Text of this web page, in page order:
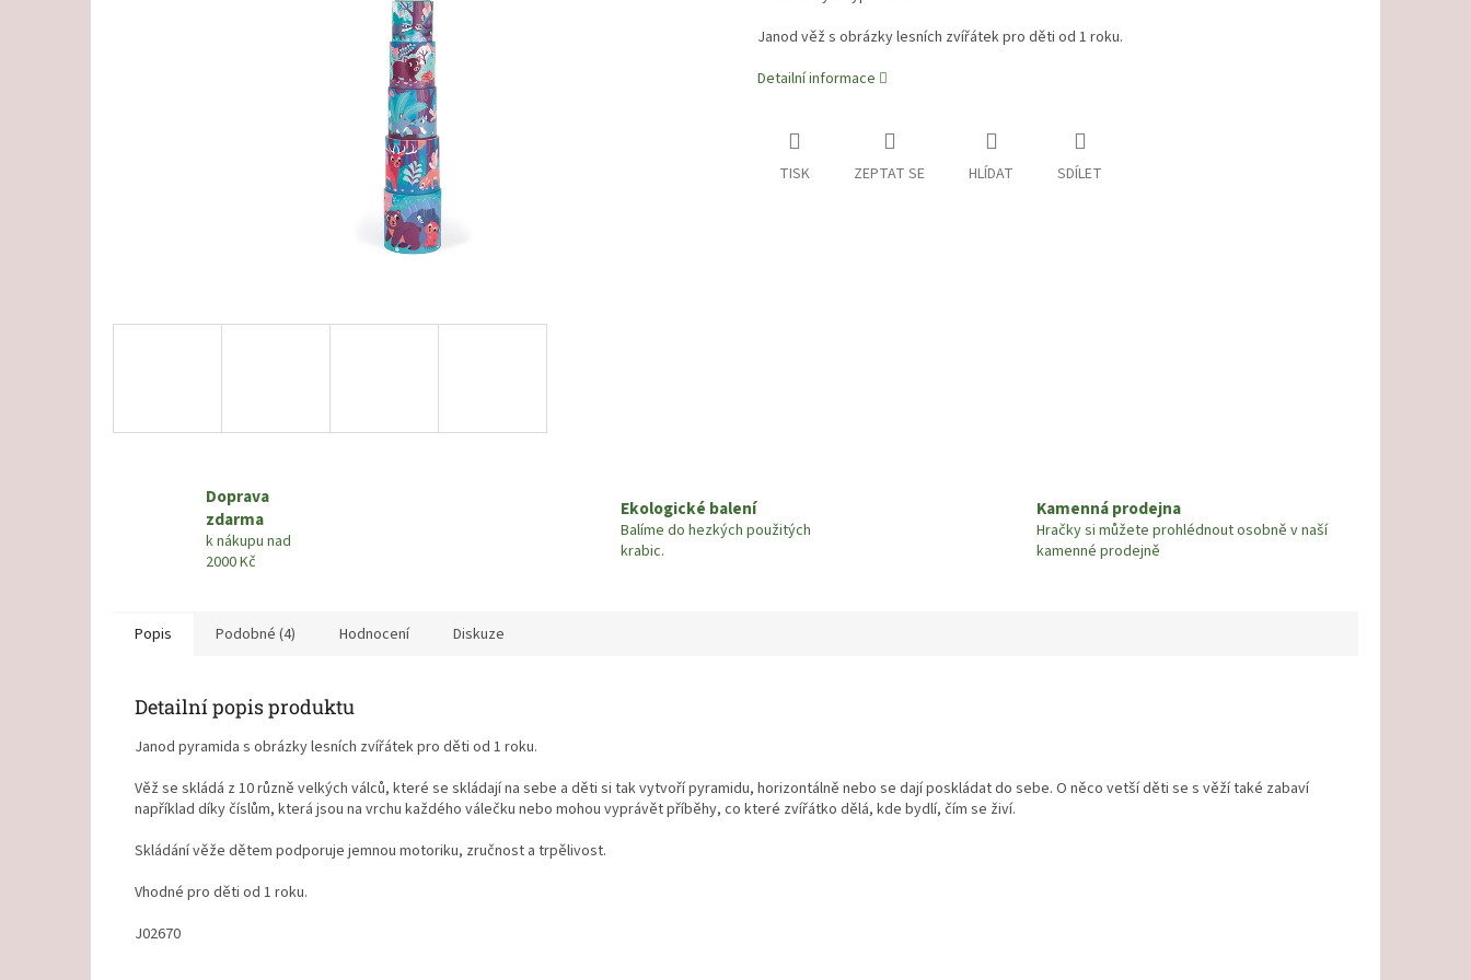
Janod věž s obrázky lesních zvířátek pro děti od 1 roku.
Detailní informace
TISK ZEPTAT SE HLÍDAT SDÍLET
Doprava
zdarma
k nákupu nad
2000 Kč
Ekologické balení
Balíme do hezkých použitých
krabic.
Kamenná prodejna
Hračky si můžete prohlédnout osobně v naší
kamenné prodejně
Popis Podobné (4) Hodnocení Diskuze
Detailní popis produktu
Janod pyramida s obrázky lesních zvířátek pro děti od 1 roku.
Věž se skládá z 10 různě velkých válců, které se skládají na sebe a děti si tak vytvoří pyramidu, horizontálně nebo se dají poskládat do sebe. O něco vetší děti se s věží také zabaví
například díky číslům, která jsou na vrchu každého válečku nebo mohou vyprávět příběhy, co které zvířátko dělá, kde bydlí, čím se živí.
Skládání věže dětem podporuje jemnou motoriku, zručnost a trpělivost.
Vhodné pro děti od 1 roku.
J02670